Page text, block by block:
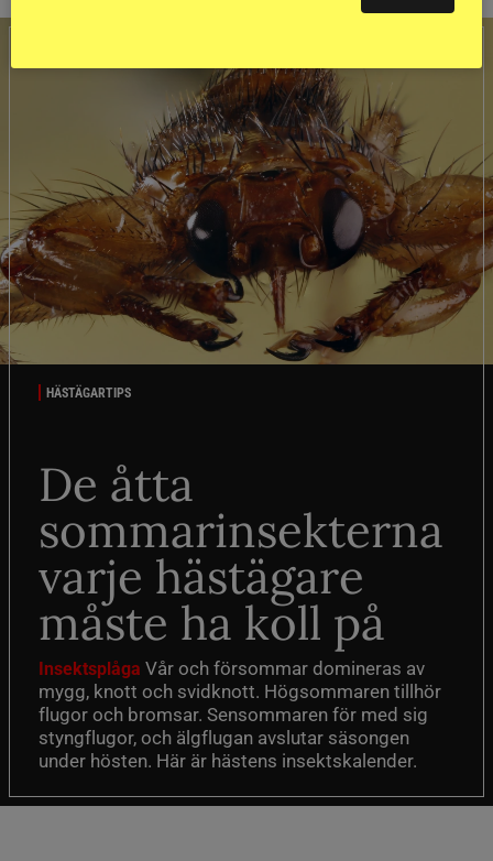
HÄSTÄGARTIPS
De åtta
sommarinsekterna
varje hästägare
måste ha koll på
Insektsplåga Vår och försommar domineras av
mygg, knott och svidknott. Högsommaren tillhör
flugor och bromsar. Sensommaren för med sig
styngflugor, och älgflugan avslutar säsongen
under hösten. Här är hästens insektskalender.